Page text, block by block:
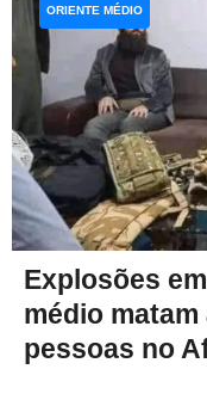
Explosões
médio
pessoas no
ORIENTE MÉDIO